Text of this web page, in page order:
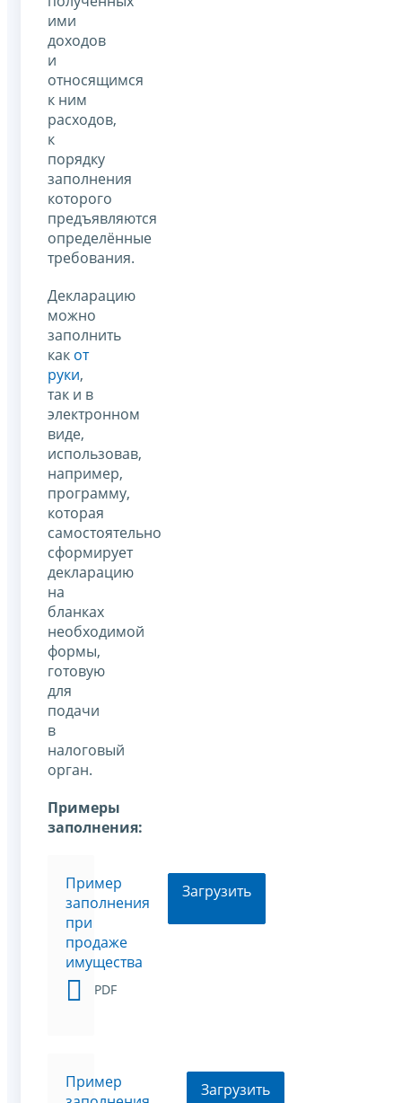
ими
доходов
и
относящимся
к ним
расходов,
к
порядку
заполнения
которого
предъявляются
определённые
требования.
Декларацию
можно
заполнить
как от
руки,
так и в
электронном
виде,
использовав,
например,
программу,
которая
самостоятельно
сформирует
декларацию
на
бланках
необходимой
формы,
готовую
для
подачи
в
налоговый
орган.
Примеры
заполнения:
Пример
заполнения
при
продаже
имущества
PDF
Загрузить
Пример
Загрузить